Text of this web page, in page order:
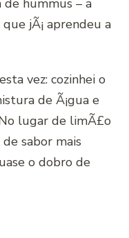
jÃ¡ aprendeu a
vez: cozinhei o
de Ã¡gua e
lugar de limÃ£o
sabor mais
o dobro de